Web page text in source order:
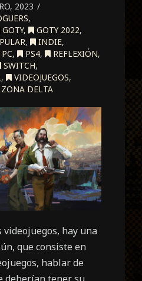
2023
,
GOTY, GOTY 2022,
, INDIE,
PC, PS4, REFLEXIÓN,
SWITCH,
, VIDEOJUEGOS,
ZONA DELTA
videojuegos, hay una
que consiste en
hablar de